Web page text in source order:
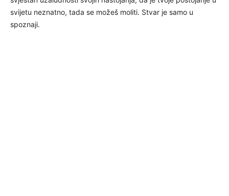
svijetu neznatno, tada se možeš moliti. Stvar je samo u
spoznaji.